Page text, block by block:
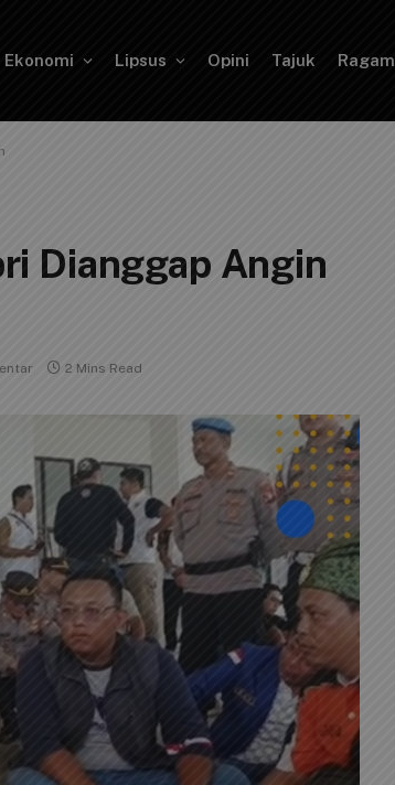
Ekonomi Lipsus Opini Tajuk Ragam
Dianggap Angin
2 Mins Read